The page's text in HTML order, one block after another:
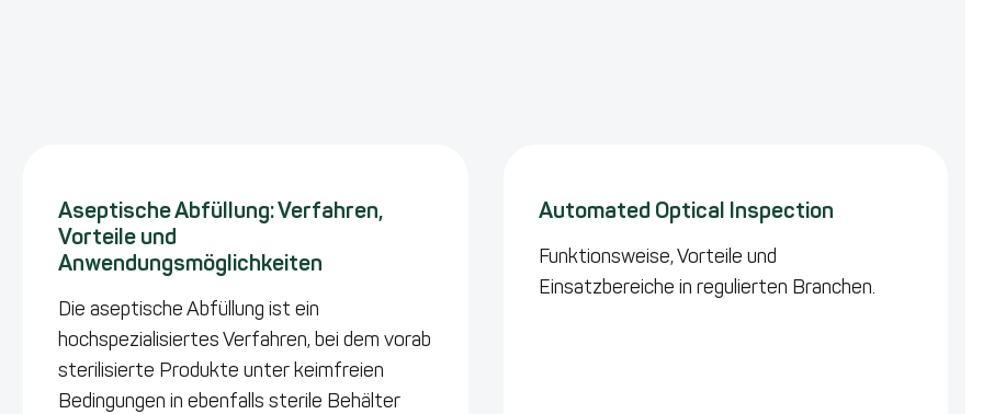
Aseptische Abfüllung: Verfahren,
Vorteile und
Anwendungsmöglichkeiten
Die aseptische Abfüllung ist ein
hochspezialisiertes Verfahren, bei dem vorab
sterilisierte Produkte unter keimfreien
Bedingungen in ebenfalls sterile Behälter
Automated Optical Inspection
Funktionsweise, Vorteile und
Einsatzbereiche in regulierten Branchen.